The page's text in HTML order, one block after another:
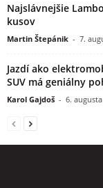
Najslávnejšie
kusov
Martin Štepánik - 7.
Jazdí ako
SUV má geniálny
Karol Gajdoš - 6.